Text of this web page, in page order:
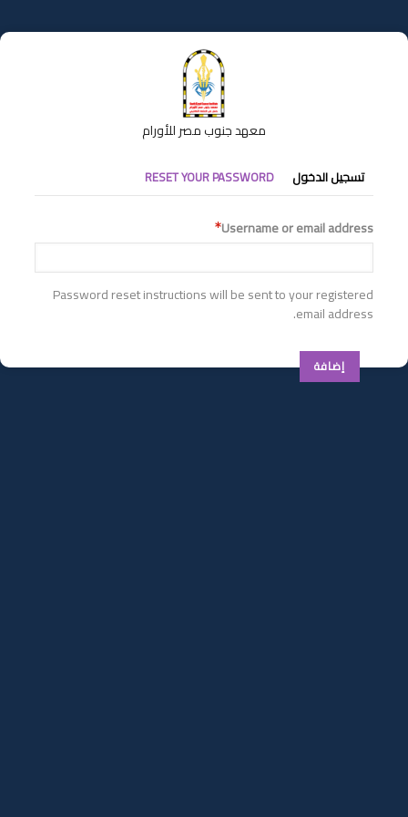
إلى
المحتوى
معهد جنوب مصر للأورام
التبويبات
الأساسية
تسجيل الدخول RESET YOUR PASSWORD
Username or email address
Password reset instructions will be sent to your registered
email address.